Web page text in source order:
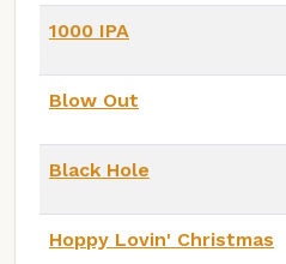
1000 IPA
Blow Out
Black Hole
Hoppy Lovin' Christmas